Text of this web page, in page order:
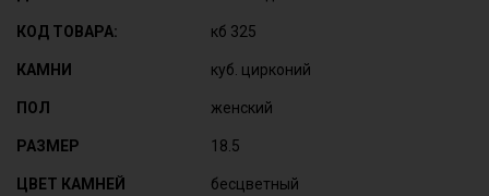
КОД ТОВАРА: кб 325
КАМНИ куб. цирконий
ПОЛ женский
РАЗМЕР 18.5
ЦВЕТ КАМНЕЙ бесцветный